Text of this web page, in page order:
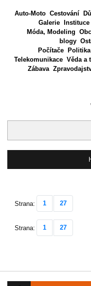
Auto-Moto Cestování
Galerie
Instituce
Móda, Modeling
blogy
Počítače
Politika
Telekomunikace Věda a
Zábava
Strana: 1 27
Strana: 1 27